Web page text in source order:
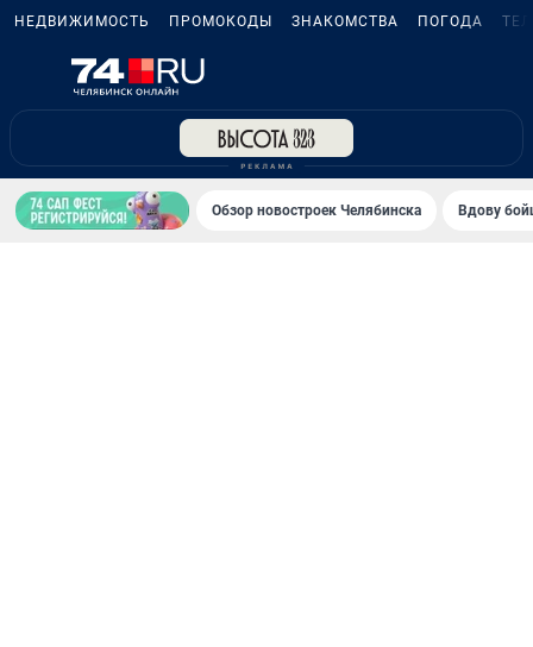
НЕДВИЖИМОСТЬ ПРОМОКОДЫ ЗНАКОМСТВА ПОГОДА
Обзор новостроек Челябинска Вдову